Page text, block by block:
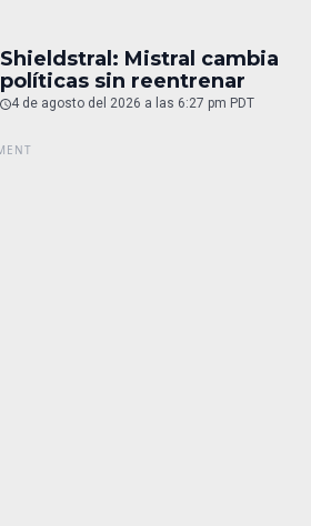
Shieldstral: Mistral cambia
políticas sin reentrenar
4 de agosto del 2026 a las 6:27 pm PDT